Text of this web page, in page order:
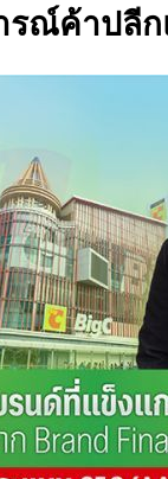
รณ์ค้าปลี